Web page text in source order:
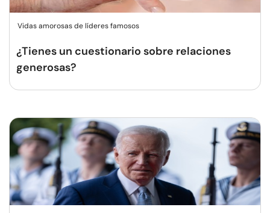
Vidas amorosas de líderes famosos
¿Tienes un cuestionario sobre relaciones
generosas?